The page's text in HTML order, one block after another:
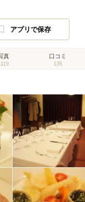
アプリで保存
真 口コミ
135